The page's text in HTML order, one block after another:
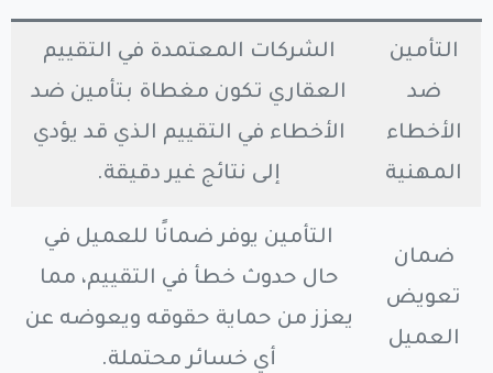
التأمين
ضد
الأخطاء
المهنية
الشركات المعتمدة في التقييم
العقاري تكون مغطاة بتأمين ضد
الأخطاء في التقييم الذي قد يؤدي
إلى نتائج غير دقيقة.
ضمان
تعويض
العميل
التأمين يوفر ضمانًا للعميل في
حال حدوث خطأ في التقييم، مما
يعزز من حماية حقوقه ويعوضه عن
أي خسائر محتملة.